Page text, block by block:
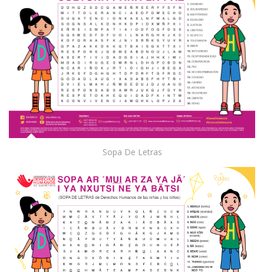
Sopa De Letras